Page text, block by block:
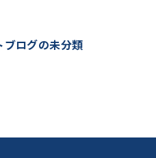
ログの未分類